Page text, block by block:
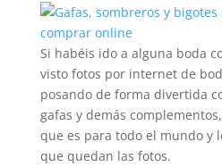
Si habéis ido a alguna boda
visto fotos por internet de
posando de forma divertida
gafas y demás
que es para todo el mundo y
que quedan las fotos.